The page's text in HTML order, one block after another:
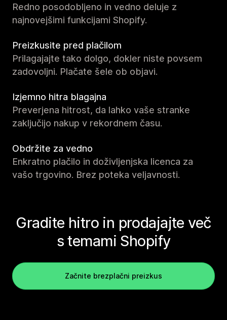
Redno posodobljeno in vedno deluje z
najnovejšimi funkcijami Shopify.
Preizkusite pred plačilom
Prilagajajte tako dolgo, dokler niste povsem
zadovoljni. Plačate šele ob objavi.
Izjemno hitra blagajna
Preverjena hitrost, da lahko vaše stranke
zaključijo nakup v rekordnem času.
Obdržite za vedno
Enkratno plačilo in doživljenjska licenca za
vašo trgovino. Brez poteka veljavnosti.
Gradite hitro in prodajajte več
s temami Shopify
Začnite brezplačni preizkus